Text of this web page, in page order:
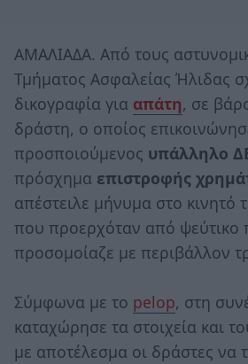
ΑΜΑΛΙΑΔΑ. Από τους
Τμήματος Ασφαλείας Ήλιδας
δικογραφία για απάτη, σε
δράστη, ο οποίος
προσποιούμενος υπάλληλο
πρόσχημα επιστροφής
απέστειλε μήνυμα στο κινητό
που προερχόταν από ψεύτικο
προσομοίαζε με περιβάλλον
Σύμφωνα με το pelop, στη
καταχώρησε τα στοιχεία και
με αποτέλεσμα οι δράστες να